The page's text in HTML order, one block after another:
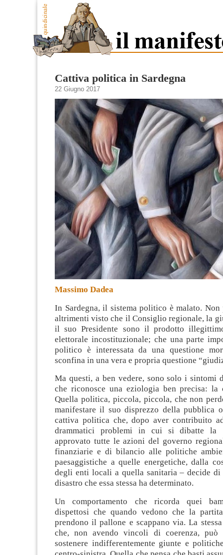
Cattiva politica in Sardegna
22 Giugno 2017
Massimo Dadea
In Sardegna, il sistema politico è malato. Non
altrimenti visto che il Consiglio regionale, la
il suo Presidente sono il prodotto
elettorale incostituzionale; che una parte
politico è interessata da una questione
sconfina in una vera e propria questione
Ma questi, a ben vedere, sono solo i sintomi
che riconosce una eziologia ben precisa: la
Quella politica, piccola, piccola, che non
manifestare il suo disprezzo della pubblica
cattiva politica che, dopo aver contribuito
drammatici problemi in cui si dibatte la
approvato tutte le azioni del governo
finanziarie e di bilancio alle politiche
paesaggistiche a quelle energetiche, dalla
degli enti locali a quella sanitaria – decide
disastro che essa stessa ha determinato.
Un comportamento che ricorda quei
dispettosi che quando vedono che la
prendono il pallone e scappano via. La
che, non avendo vincoli di coerenza, può
sostenere indifferentemente giunte e